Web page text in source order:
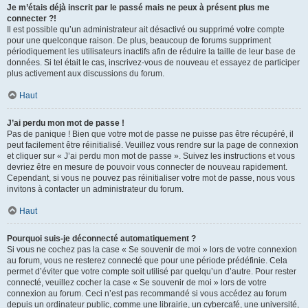
Je m’étais déjà inscrit par le passé mais ne peux à présent plus me
connecter ?!
Il est possible qu’un administrateur ait désactivé ou supprimé votre compte
pour une quelconque raison. De plus, beaucoup de forums suppriment
périodiquement les utilisateurs inactifs afin de réduire la taille de leur base de
données. Si tel était le cas, inscrivez-vous de nouveau et essayez de participer
plus activement aux discussions du forum.
Haut
J’ai perdu mon mot de passe !
Pas de panique ! Bien que votre mot de passe ne puisse pas être récupéré, il
peut facilement être réinitialisé. Veuillez vous rendre sur la page de connexion
et cliquer sur « J’ai perdu mon mot de passe ». Suivez les instructions et vous
devriez être en mesure de pouvoir vous connecter de nouveau rapidement.
Cependant, si vous ne pouvez pas réinitialiser votre mot de passe, nous vous
invitons à contacter un administrateur du forum.
Haut
Pourquoi suis-je déconnecté automatiquement ?
Si vous ne cochez pas la case « Se souvenir de moi » lors de votre connexion
au forum, vous ne resterez connecté que pour une période prédéfinie. Cela
permet d’éviter que votre compte soit utilisé par quelqu’un d’autre. Pour rester
connecté, veuillez cocher la case « Se souvenir de moi » lors de votre
connexion au forum. Ceci n’est pas recommandé si vous accédez au forum
depuis un ordinateur public, comme une librairie, un cybercafé, une université,